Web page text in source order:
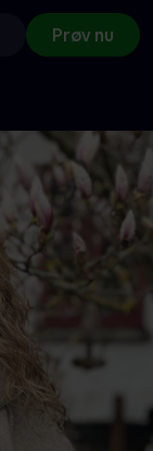
Prøv nu